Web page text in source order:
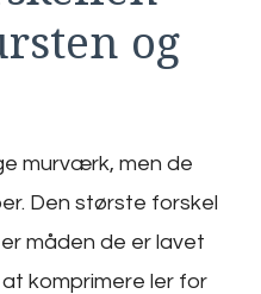
og
murværk, men de
Den største forskel
måden de er lavet
komprimere ler for